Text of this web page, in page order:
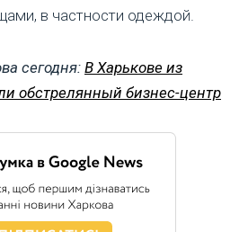
в частности одеждой.
сегодня: В Харькове из
обстрелянный бизнес-центр